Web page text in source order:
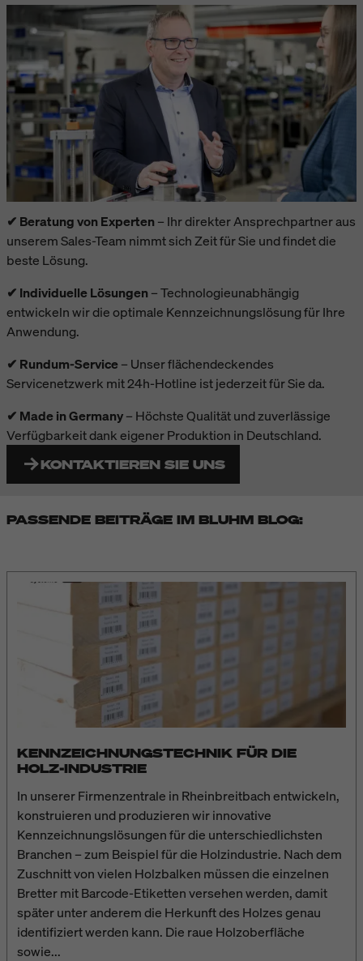
✔ Beratung von Experten – Ihr direkter Ansprechpartner aus
unserem Sales-Team nimmt sich Zeit für Sie und findet die
beste Lösung.
✔ Individuelle Lösungen – Technologieunabhängig
entwickeln wir die optimale Kennzeichnungslösung für Ihre
Anwendung.
✔ Rundum-Service– Unser flächendeckendes
Servicenetzwerk mit 24h-Hotline ist jederzeit für Sie da.
✔ Made in Germany– Höchste Qualität und zuverlässige
Verfügbarkeit dank eigener Produktion in Deutschland.
KONTAKTIEREN SIE UNS
PASSENDE BEITRÄGE IM BLUHM BLOG:
KENNZEICHNUNGSTECHNIK FÜR DIE
HOLZ-INDUSTRIE
In unserer Firmenzentrale in Rheinbreitbach entwickeln,
konstruieren und produzieren wir innovative
Kennzeichnungslösungen für die unterschiedlichsten
Branchen – zum Beispiel für die Holzindustrie. Nach dem
Zuschnitt von vielen Holzbalken müssen die einzelnen
Bretter mit Barcode-Etiketten versehen werden, damit
später unter anderem die Herkunft des Holzes genau
identifiziert werden kann. Die raue Holzoberfläche
sowie...